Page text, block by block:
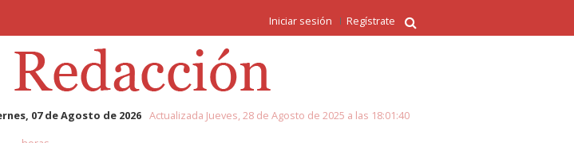
Iniciar sesión Regístrate
07 de Agosto de 2026 Actualizada Jueves, 28 de Agosto de 2025 a las 18:01:40